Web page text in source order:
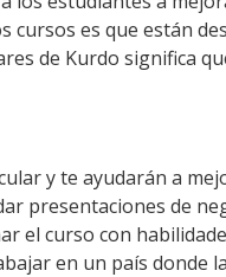
cursos es que están
de Kurdo significa
y te ayudarán a
presentaciones de
curso con
en un país donde